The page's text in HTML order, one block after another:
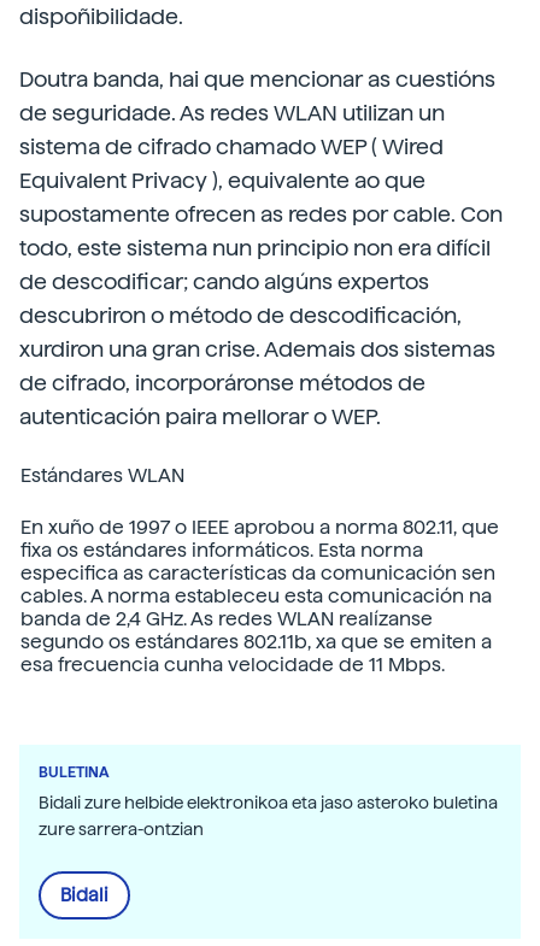
dispoñibilidade.
Doutra banda, hai que mencionar as cuestións
de seguridade. As redes WLAN utilizan un
sistema de cifrado chamado WEP ( Wired
Equivalent Privacy ), equivalente ao que
supostamente ofrecen as redes por cable. Con
todo, este sistema nun principio non era difícil
de descodificar; cando algúns expertos
descubriron o método de descodificación,
xurdiron una gran crise. Ademais dos sistemas
de cifrado, incorporáronse métodos de
autenticación paira mellorar o WEP.
Estándares WLAN
En xuño de 1997 o IEEE aprobou a norma 802.11, que
fixa os estándares informáticos. Esta norma
especifica as características da comunicación sen
cables. A norma estableceu esta comunicación na
banda de 2,4 GHz. As redes WLAN realízanse
segundo os estándares 802.11b, xa que se emiten a
esa frecuencia cunha velocidade de 11 Mbps.
BULETINA
Bidali zure helbide elektronikoa eta jaso asteroko buletina
zure sarrera-ontzian
Bidali